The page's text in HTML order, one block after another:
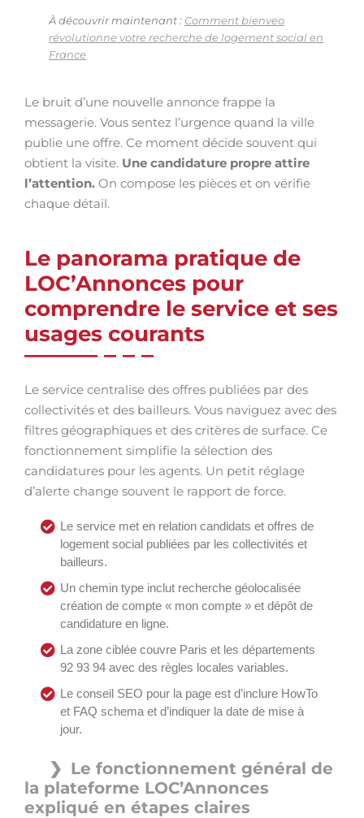
À découvrir maintenant : Comment bienveo
révolutionne votre recherche de logement social en
France
Le bruit d’une nouvelle annonce frappe la
messagerie. Vous sentez l’urgence quand la ville
publie une offre. Ce moment décide souvent qui
obtient la visite. Une candidature propre attire
l’attention. On compose les pièces et on vérifie
chaque détail.
Le panorama pratique de
LOC’Annonces pour
comprendre le service et ses
usages courants
Le service centralise des offres publiées par des
collectivités et des bailleurs. Vous naviguez avec des
filtres géographiques et des critères de surface. Ce
fonctionnement simplifie la sélection des
candidatures pour les agents. Un petit réglage
d’alerte change souvent le rapport de force.
Le service met en relation candidats et offres de
logement social publiées par les collectivités et
bailleurs.
Un chemin type inclut recherche géolocalisée
création de compte « mon compte » et dépôt de
candidature en ligne.
La zone ciblée couvre Paris et les départements
92 93 94 avec des règles locales variables.
Le conseil SEO pour la page est d’inclure HowTo
et FAQ schema et d’indiquer la date de mise à
jour.
Le fonctionnement général de
la plateforme LOC’Annonces
expliqué en étapes claires